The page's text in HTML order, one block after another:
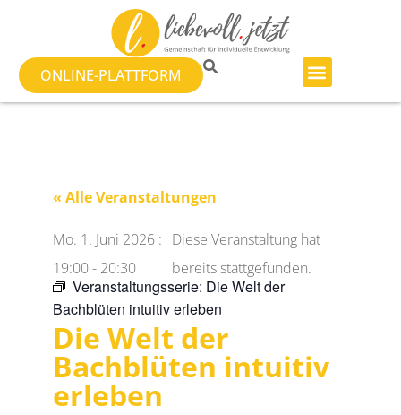
ONLINE-PLATTFORM
« Alle Veranstaltungen
Mo. 1. Juni 2026 :
19:00- 20:30
Diese Veranstaltung hat
bereits stattgefunden.
Veranstaltungsserie: Die Welt der
Bachblüten intuitiv erleben
Die Welt der
Bachblüten intuitiv
erleben